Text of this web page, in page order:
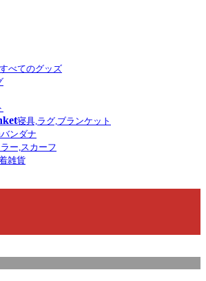
すべてのグッズ
寝具,ラグ,ブランケット
バンダナ
ー,スカーフ
雑貨